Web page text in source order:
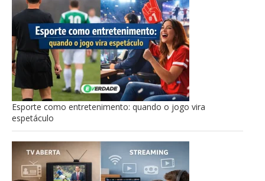
Esporte como entretenimento: quando o jogo vira
espetáculo